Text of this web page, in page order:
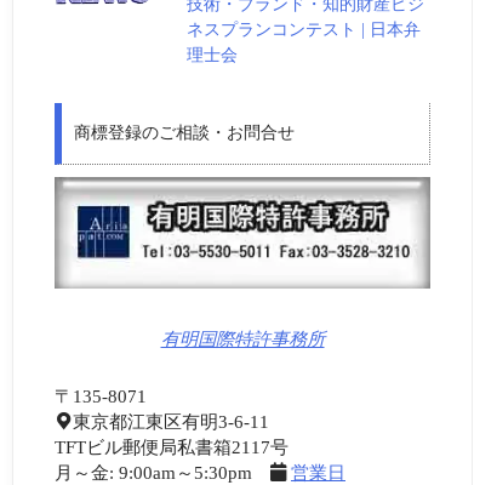
技術・ブランド・知的財産ビジ
ネスプランコンテスト | 日本弁
理士会
商標登録のご相談・お問合せ
有明国際特許事務所
〒135-8071
東京都江東区有明3-6-11
TFTビル郵便局私書箱2117号
月～金: 9:00am～5:30pm
営業日